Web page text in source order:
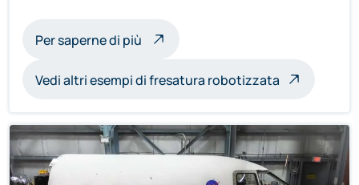
Per saperne di più sulle sculture a fresatura robotica
Vedi altri esempi di fresatura robotizzata